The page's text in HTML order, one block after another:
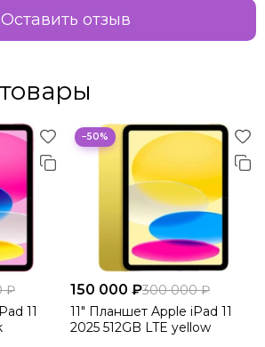
Оставить отзыв
₽
11
−50%
150 000 ₽300 000 ₽
11" Планшет Apple iPad 11
2025 512GB LTE yellow